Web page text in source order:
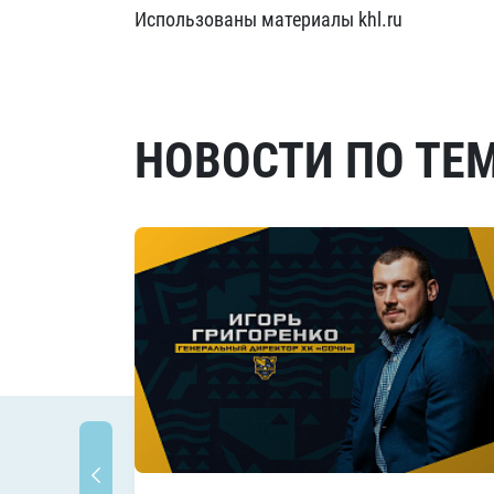
Использованы материалы khl.ru
НОВОСТИ ПО